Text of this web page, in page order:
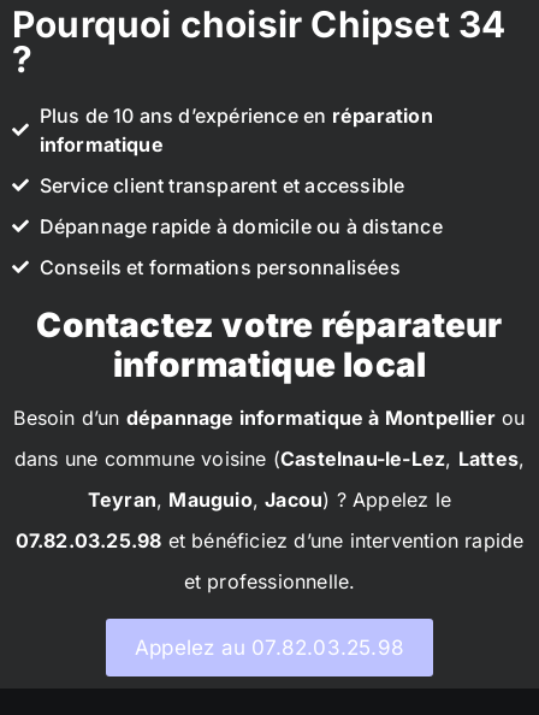
Pourquoi choisir Chipset 34
?
Plus de 10 ans d’expérience en réparation
informatique
Service client transparent et accessible
Dépannage rapide à domicile ou à distance
Conseils et formations personnalisées
Contactez votre réparateur
informatique local
Besoin d’un dépannage informatique à Montpellier ou
dans une commune voisine (Castelnau-le-Lez, Lattes,
Teyran, Mauguio,Jacou) ? Appelez le
07.82.03.25.98 et bénéficiez d’une intervention rapide
et professionnelle.
Appelez au 07.82.03.25.98